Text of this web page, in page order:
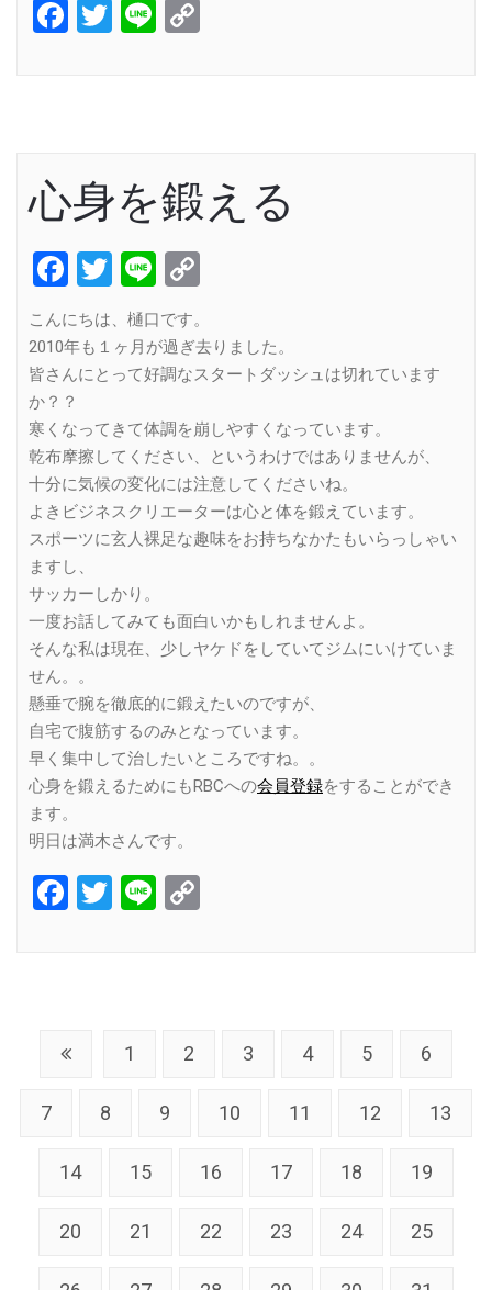
Facebook
Twitter
Line
心身を鍛える
Facebook
Twitter
Line
こんにちは、樋口です。
2010年も１ヶ月が過ぎ去りました。
皆さんにとって好調なスタートダッシュは切れています
か？？
寒くなってきて体調を崩しやすくなっています。
乾布摩擦してください、というわけではありませんが、
十分に気候の変化には注意してくださいね。
よきビジネスクリエーターは心と体を鍛えています。
スポーツに玄人裸足な趣味をお持ちなかたもいらっしゃい
ますし、
サッカーしかり。
一度お話してみても面白いかもしれませんよ。
そんな私は現在、少しヤケドをしていてジムにいけていま
せん。。
懸垂で腕を徹底的に鍛えたいのですが、
自宅で腹筋するのみとなっています。
早く集中して治したいところですね。。
心身を鍛えるためにもRBCへの会員登録をすることができ
ます。
明日は満木さんです。
Facebook
Twitter
Line
1 2 3 4 5 6
7 8 9 10 11 12 13
14 15 16 17 18 19
20 21 22 23 24 25